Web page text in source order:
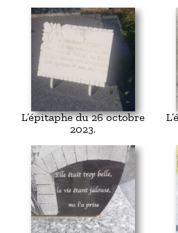
L’épitaphe du 26 octobre
2023.